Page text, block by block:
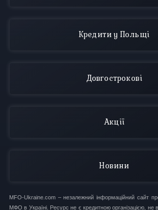
Кредити у Польщі
Довгострокові
Акції
Новини
MFO-Ukraine.com – незалежний інформаційний сайт
МФО в Україні. Ресурс не є кредитною організацією, не